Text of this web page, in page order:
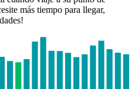
más tiempo para llegar,